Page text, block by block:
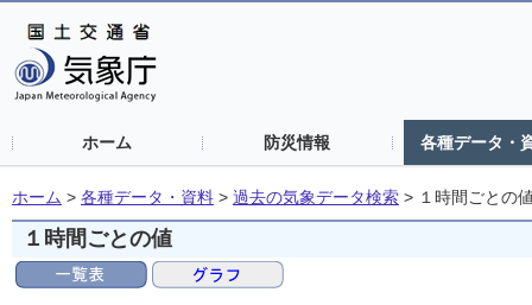
ホーム 防災情報 各種データ・
ホーム > 各種データ・資料 > 過去の気象データ検索 > １時間ごとの
１時間ごとの値